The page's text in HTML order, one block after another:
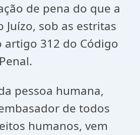
de pena do que a
Juízo, sob as estritas
artigo 312 do Código
pessoa humana,
de todos
humanos, vem